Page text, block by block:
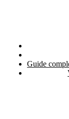
Guide